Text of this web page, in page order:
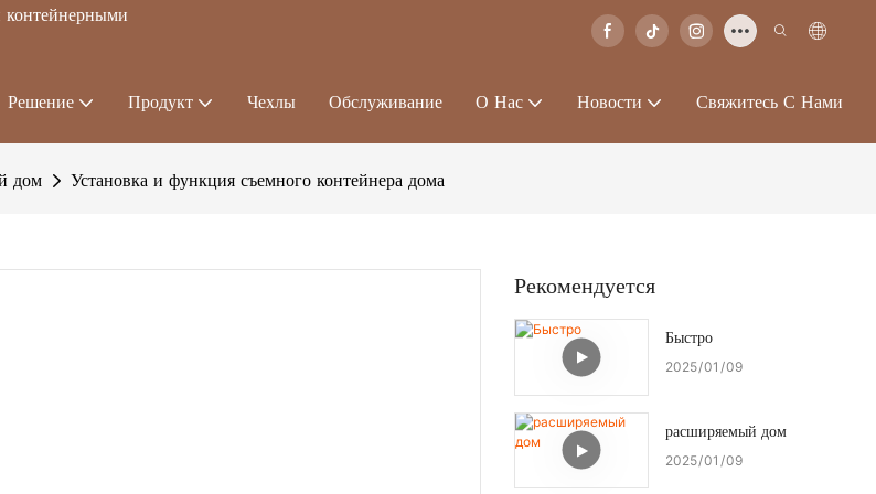
контейнерными
Решение Продукт Чехлы Обслуживание О Нас Новости Свяжитесь С Нами
дом Установка и функция съемного контейнера дома
Рекомендуется
Быстро
2025 01 09
расширяемый дом
2025 01 09